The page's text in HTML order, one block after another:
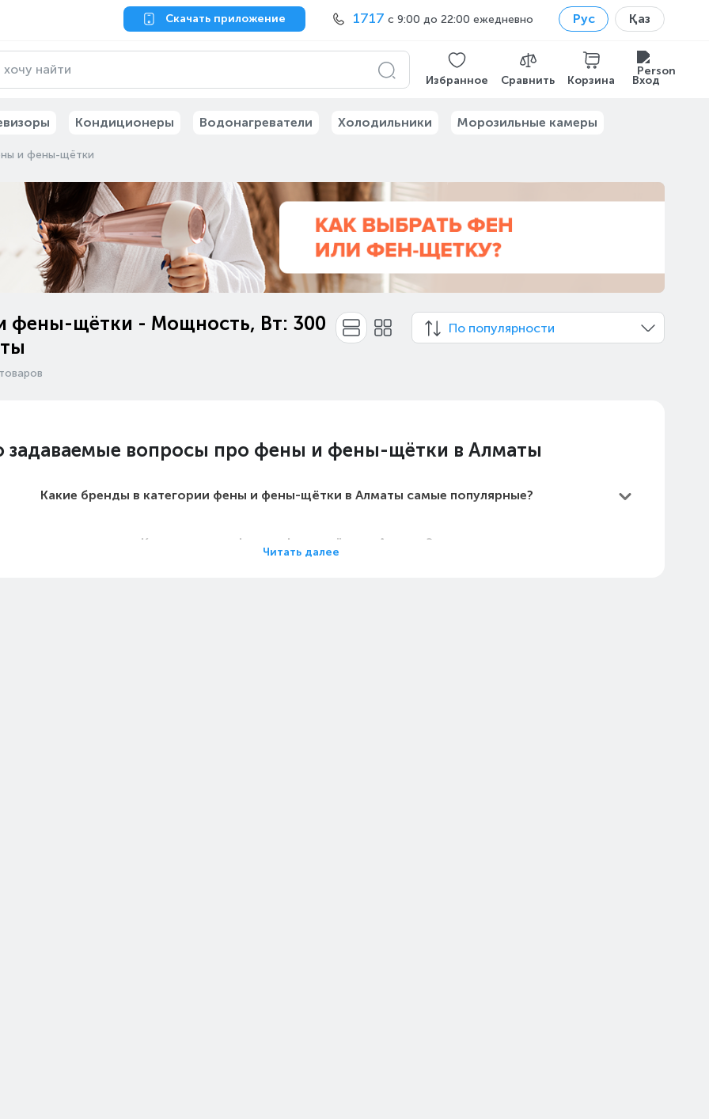
Скачать приложение 1717 с 9:00 до 22:00 ежедневно Рус Қаз
Избранное Сравнить Корзина Вход
Кондиционеры Водонагреватели Холодильники Морозильные камеры
и фены-щётки
фены-щётки - Мощность, Вт: 300
По популярности
задаваемые вопросы про фены и фены-щётки в Алматы
Какие бренды в категории фены и фены-щётки в Алматы самые популярные?
Какие цены на фены и фены-щётки в Алматы?
Читать далее